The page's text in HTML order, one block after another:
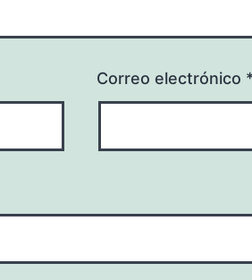
Correo electrónico *